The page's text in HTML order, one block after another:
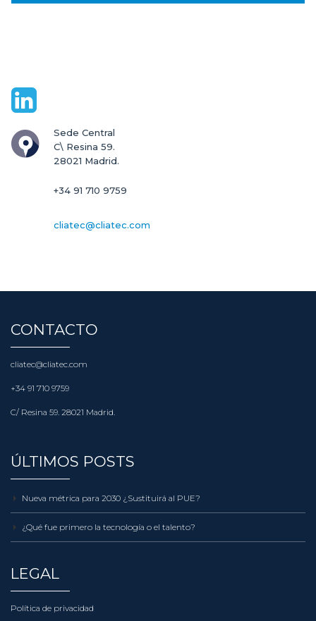
Sede Central
C\ Resina 59.
28021 Madrid.
+34 91 710 9759
cliatec@cliatec.com
CONTACTO
cliatec@cliatec.com
+34 91 710 9759
C/ Resina 59. 28021 Madrid.
ÚLTIMOS POSTS
Nueva métrica para 2030 ¿Sustituirá al PUE?
¿Qué fue primero la tecnología o el talento?
LEGAL
Política de privacidad